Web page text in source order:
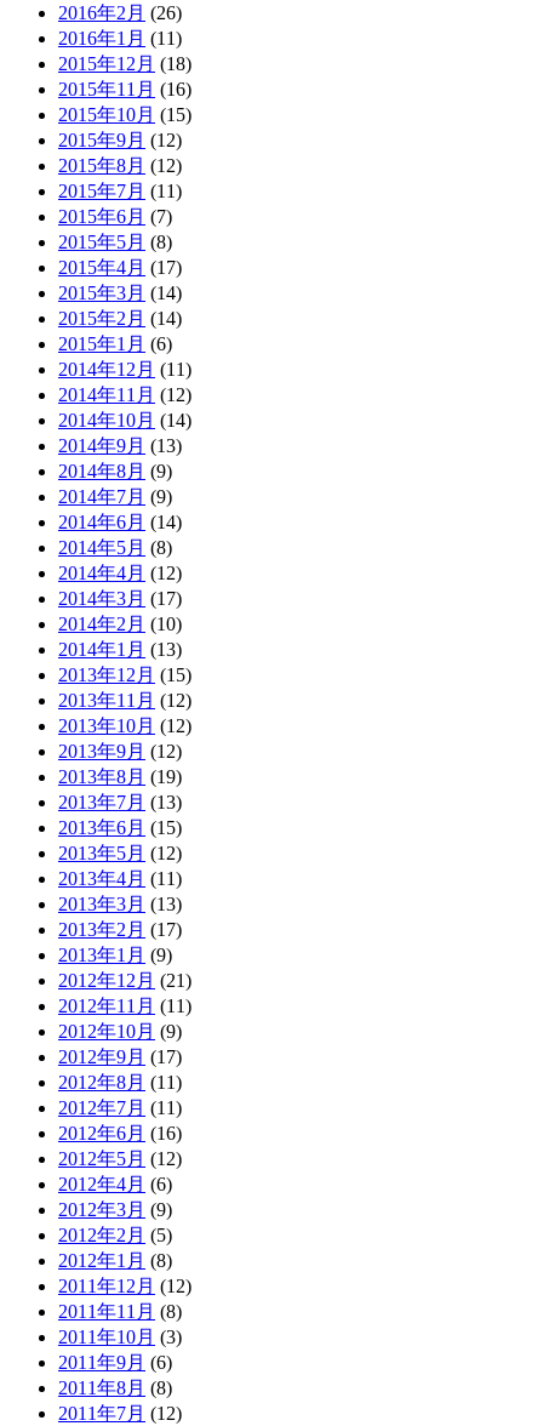
2016年2月 (26)
2016年1月 (11)
2015年12月 (18)
2015年11月 (16)
2015年10月 (15)
2015年9月 (12)
2015年8月 (12)
2015年7月 (11)
2015年6月 (7)
2015年5月 (8)
2015年4月 (17)
2015年3月 (14)
2015年2月 (14)
2015年1月 (6)
2014年12月 (11)
2014年11月 (12)
2014年10月 (14)
2014年9月 (13)
2014年8月 (9)
2014年7月 (9)
2014年6月 (14)
2014年5月 (8)
2014年4月 (12)
2014年3月 (17)
2014年2月 (10)
2014年1月 (13)
2013年12月 (15)
2013年11月 (12)
2013年10月 (12)
2013年9月 (12)
2013年8月 (19)
2013年7月 (13)
2013年6月 (15)
2013年5月 (12)
2013年4月 (11)
2013年3月 (13)
2013年2月 (17)
2013年1月 (9)
2012年12月 (21)
2012年11月 (11)
2012年10月 (9)
2012年9月 (17)
2012年8月 (11)
2012年7月 (11)
2012年6月 (16)
2012年5月 (12)
2012年4月 (6)
2012年3月 (9)
2012年2月 (5)
2012年1月 (8)
2011年12月 (12)
2011年11月 (8)
2011年10月 (3)
2011年9月 (6)
2011年8月 (8)
2011年7月 (12)